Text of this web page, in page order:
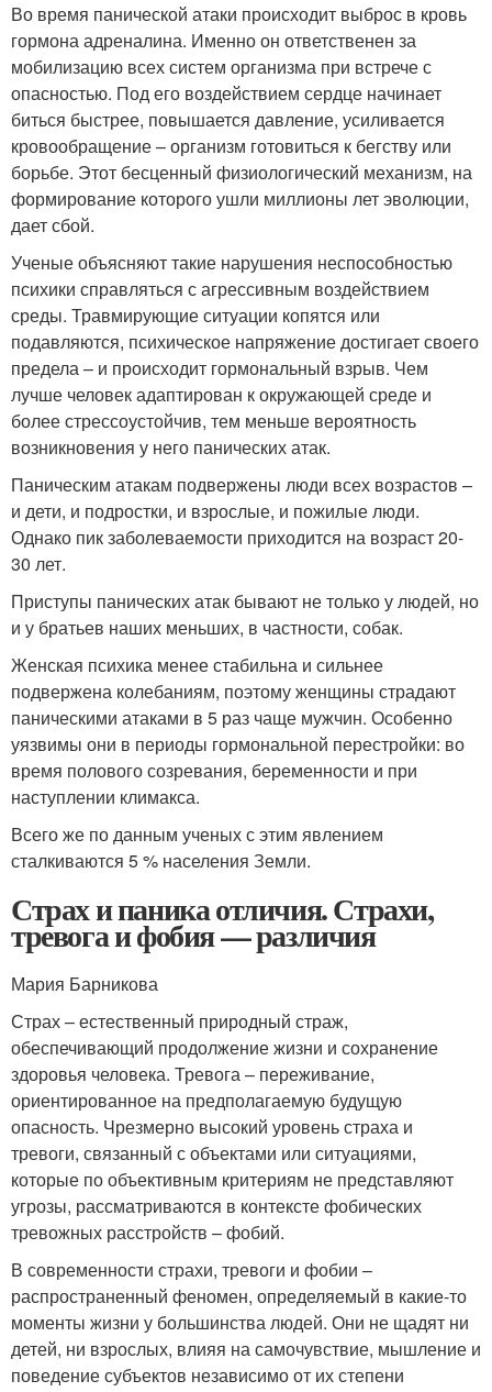
Во время панической атаки происходит выброс в кровь
гормона адреналина. Именно он ответственен за
мобилизацию всех систем организма при встрече с
опасностью. Под его воздействием сердце начинает
биться быстрее, повышается давление, усиливается
кровообращение – организм готовиться к бегству или
борьбе. Этот бесценный физиологический механизм, на
формирование которого ушли миллионы лет эволюции,
дает сбой.
Ученые объясняют такие нарушения неспособностью
психики справляться с агрессивным воздействием
среды. Травмирующие ситуации копятся или
подавляются, психическое напряжение достигает своего
предела – и происходит гормональный взрыв. Чем
лучше человек адаптирован к окружающей среде и
более стрессоустойчив, тем меньше вероятность
возникновения у него панических атак.
Паническим атакам подвержены люди всех возрастов –
и дети, и подростки, и взрослые, и пожилые люди.
Однако пик заболеваемости приходится на возраст 20-
30 лет.
Приступы панических атак бывают не только у людей, но
и у братьев наших меньших, в частности, собак.
Женская психика менее стабильна и сильнее
подвержена колебаниям, поэтому женщины страдают
паническими атаками в 5 раз чаще мужчин. Особенно
уязвимы они в периоды гормональной перестройки: во
время полового созревания, беременности и при
наступлении климакса.
Всего же по данным ученых с этим явлением
сталкиваются 5 % населения Земли.
Страх и паника отличия. Страхи,
тревога и фобия — различия
Мария Барникова
Страх – естественный природный страж,
обеспечивающий продолжение жизни и сохранение
здоровья человека. Тревога – переживание,
ориентированное на предполагаемую будущую
опасность. Чрезмерно высокий уровень страха и
тревоги, связанный с объектами или ситуациями,
которые по объективным критериям не представляют
угрозы, рассматриваются в контексте фобических
тревожных расстройств – фобий.
В современности страхи, тревоги и фобии –
распространенный феномен, определяемый в какие-то
моменты жизни у большинства людей. Они не щадят ни
детей, ни взрослых, влияя на самочувствие, мышление и
поведение субъектов независимо от их степени